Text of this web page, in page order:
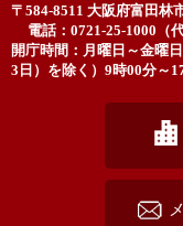
〒584-8511 大阪府富田林
電話：0721-25-1000（代
開庁時間：月曜日～金曜
3日）を除く）9時00分～